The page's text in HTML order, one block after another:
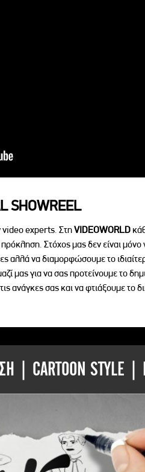
SHOWREEL
video experts. ΣτηVIDEOWORLD
Στόχος μας δεν είναι μόνο
αλλά να διαμορφώσουμε το
μας για να σας προτείνουμε το
ανάγκες σας και να φτιάξουμε το
| CARTOON STYLE |